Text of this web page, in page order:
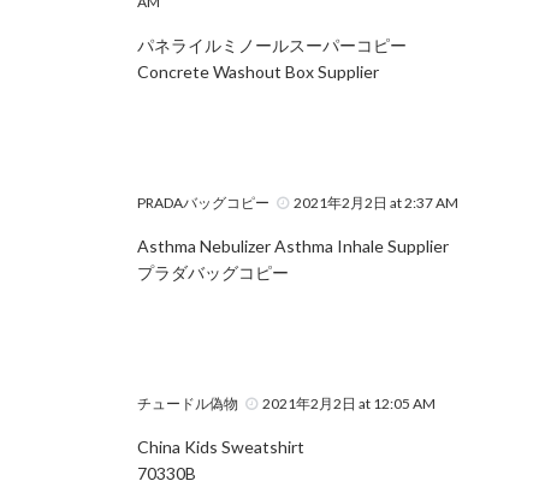
パネライルミノールスーパーコピー
Concrete Washout Box Supplier
PRADAバッグコピー 2021年2月2日 at 2:37 AM
Asthma Nebulizer Asthma Inhale Supplier
プラダバッグコピー
チュードル偽物 2021年2月2日 at 12:05 AM
China Kids Sweatshirt
70330B